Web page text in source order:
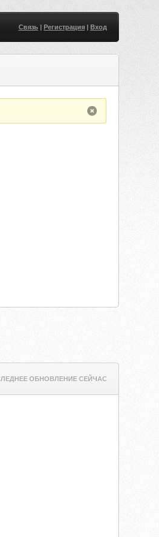
Связь| Регистрация| Вход
ОБНОВЛЕНИЕ СЕЙЧАС